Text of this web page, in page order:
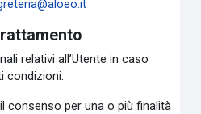
relativi all’Utente in caso
condizioni:
consenso per una o più finalità